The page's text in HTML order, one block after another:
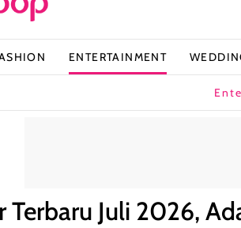
ENTERTAINMENT
Terbaru Juli 2026,